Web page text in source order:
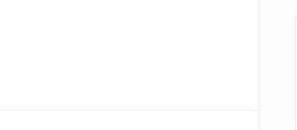
社區公園：2022遛小孩新地方！超放電超好